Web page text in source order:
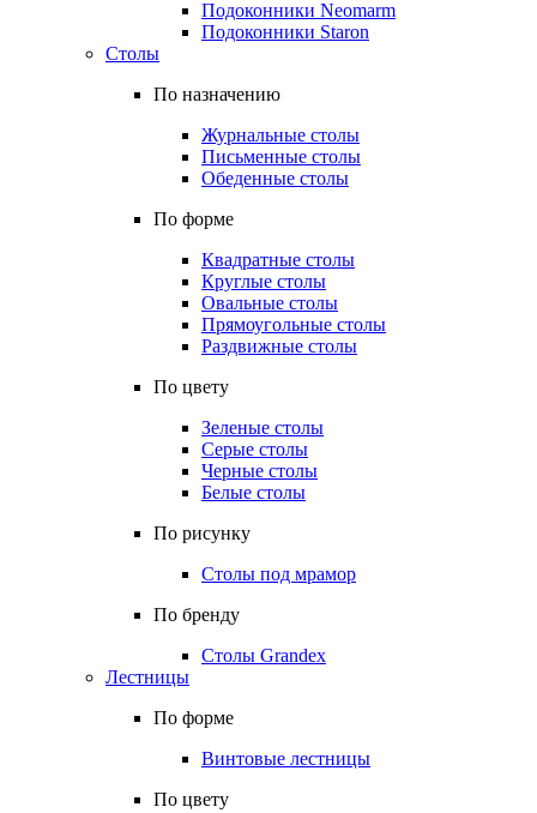
Подоконники Neomarm
Подоконники Staron
Столы
По назначению
Журнальные столы
Письменные столы
Обеденные столы
По форме
Квадратные столы
Круглые столы
Овальные столы
Прямоугольные столы
Раздвижные столы
По цвету
Зеленые столы
Серые столы
Черные столы
Белые столы
По рисунку
Столы под мрамор
По бренду
Столы Grandex
Лестницы
По форме
Винтовые лестницы
По цвету